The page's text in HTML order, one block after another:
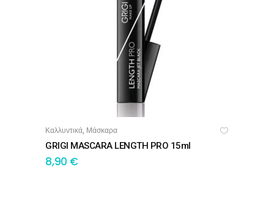
ΠΡΟΣΘΉΚΗ ΣΤΟ ΚΑΛΆΘΙ
Καλλυντικά, Μάσκαρα
GRIGI MASCARA LENGTH PRO 15ml
8,90 €